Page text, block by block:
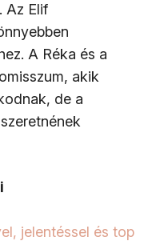
Az Elif
A Réka és a
akik
de a
jelentéssel és top